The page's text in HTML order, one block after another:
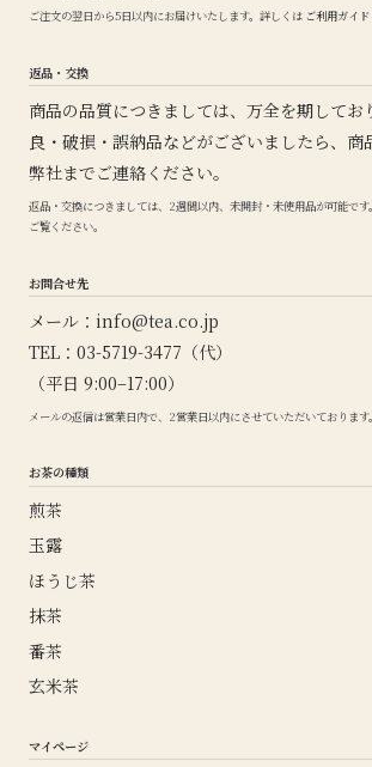
ご注文の翌日から5日以内にお届けいたします。詳しくは ご利用ガイド
返品・交換
商品の品質につきましては、万全を期してお
良・破損・誤納品などがございましたら、商
弊社までご連絡ください。
返品・交換につきましては、2週間以内、未開封・未使用品が可能です
ご覧ください。
お問合せ先
メール： info@tea.co.jp
TEL：03-5719-3477（代）
（平日 9:00–17:00）
メールの返信は営業日内で、2営業日以内にさせていただいております。
お茶の種類
煎茶
玉露
ほうじ茶
抹茶
番茶
玄米茶
マイページ